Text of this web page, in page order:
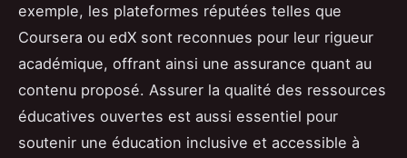
exemple, les plateformes réputées telles que
Coursera ou edX sont reconnues pour leur rigueur
académique, offrant ainsi une assurance quant au
contenu proposé. Assurer la qualité des ressources
éducatives ouvertes est aussi essentiel pour
soutenir une éducation inclusive et accessible à